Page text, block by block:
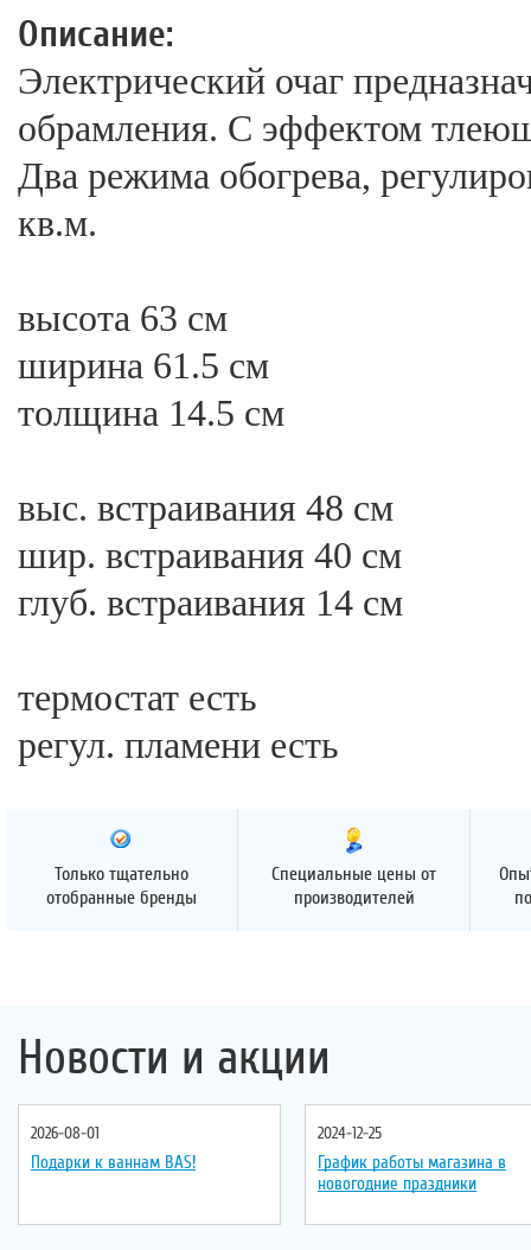
Описание:
Электрический очаг
обрамления. С эффектом
Два режима обогрева,
кв.м.
высота 63 см
ширина 61.5 см
толщина 14.5 см
выс. встраивания 48 см
шир. встраивания 40 см
глуб. встраивания 14 см
термостат есть
регул. пламени есть
Только тщательно
отобранные бренды
Специальные цены от
производителей
Новости и акции
2026-08-01
Подарки к ваннам BAS!
2024-12-25
График работы магазина в
новогодние праздники